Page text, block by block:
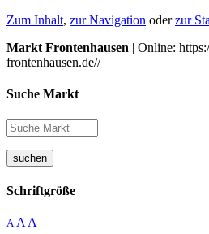
Zum Inhalt, zur Navigation oderzur
Markt Frontenhausen | Online:
frontenhausen.de//
Suche Markt
suchen
Schriftgröße
A A A